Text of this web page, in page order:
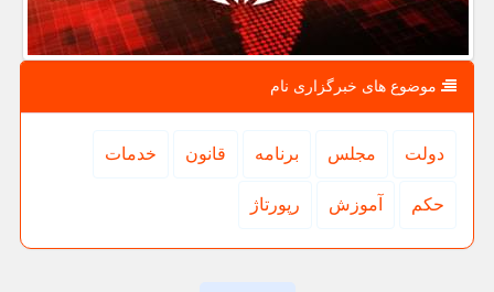
موضوع های خبرگزاری نام
دولت مجلس برنامه قانون خدمات
حكم آموزش رپورتاژ